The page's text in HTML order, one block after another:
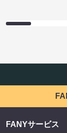
FANYサービス